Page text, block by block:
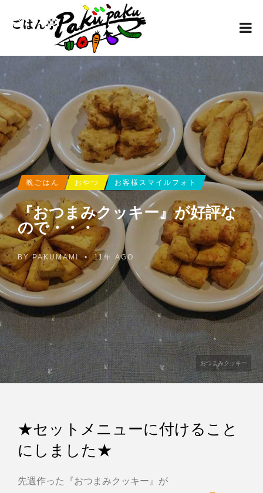
おつまみクッキー
晩ごはん おやつ お客様スマイルフォト
『おつまみクッキー』が好評な
ので・・・
BYPAKUMAMI •11年 AGO
★セットメニューに付けること
にしました★
先週作った『おつまみクッキー』が